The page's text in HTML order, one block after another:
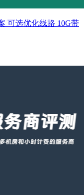
可选优化线路 10G带